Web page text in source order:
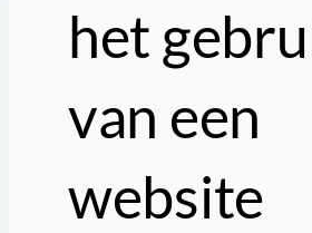
het
van een
website